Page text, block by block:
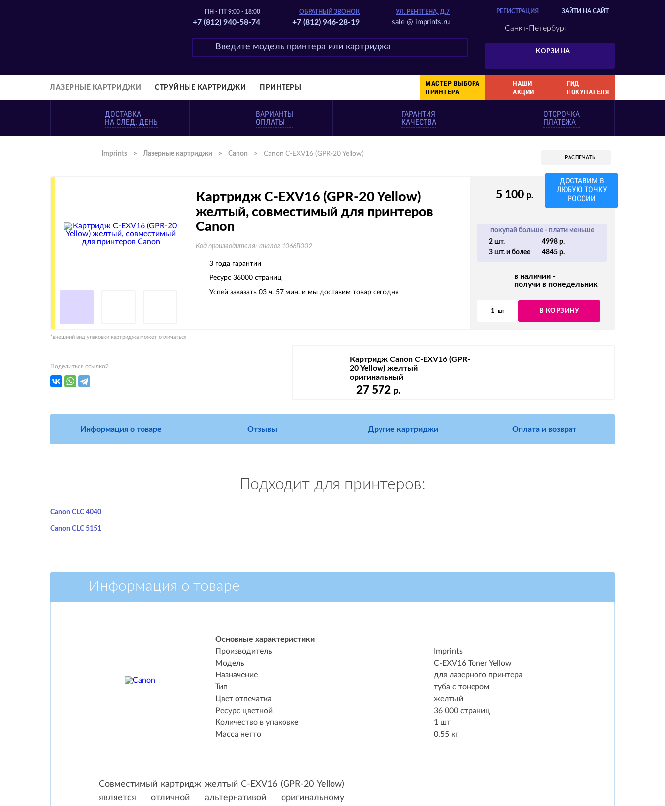
КОРЗИНА
РЕГИСТРАЦИЯ ЗАЙТИ НА САЙТ
Санкт-Петербург
ПН - ПТ 9:00 - 18:00
+7 (812) 940-58-74
ОБРАТНЫЙ ЗВОНОК
+7 (812) 946-28-19
УЛ. РЕНТГЕНА, Д.7
sale @ imprints.ru
НАШИ
АКЦИИ
ГИД
ПОКУПАТЕЛЯ
МАСТЕР ВЫБОРА
ПРИНТЕРА
ЛАЗЕРНЫЕ КАРТРИДЖИ СТРУЙНЫЕ КАРТРИДЖИ ПРИНТЕРЫ
ДОСТАВКА
НА СЛЕД. ДЕНЬ
ВАРИАНТЫ
ОПЛАТЫ
ГАРАНТИЯ
КАЧЕСТВА
ОТСРОЧКА
ПЛАТЕЖА
Imprints > Лазерные картриджи > Canon > Canon C-EXV16 (GPR-20 Yellow)
РАСПЕЧАТЬ
ДОСТАВИМ В
ЛЮБУЮ ТОЧКУ
РОССИИ
5 100 р.
покупай больше - плати меньше
2 шт.
4998 р.
3 шт. и более
4845 р.
в наличии -
получи в понедельник
1 шт В КОРЗИНУ
Картридж C-EXV16 (GPR-20 Yellow)
желтый, совместимый для принтеров
Canon
Код производителя: аналог 1066B002
3 года гарантии
Ресурс 36000 страниц
Успей заказать 03 ч. 57 мин. и мы доставим товар сегодня
Картридж Canon C-EXV16 (GPR-
20 Yellow) желтый
оригинальный
27 572 р.
*внешний вид упаковки картриджа может отличаться
Поделиться ссылкой
Информация о товаре Отзывы Другие картриджи Оплата и возврат
Подходит для принтеров:
Canon CLC 4040
Canon CLC 5151
Информация о товаре
Основные характеристики
Imprints
Производитель
C-EXV16 Toner Yellow
Модель
для лазерного принтера
Назначение
туба с тонером
Тип
желтый
Цвет отпечатка
36 000 страниц
Ресурс цветной
1 шт
Количество в упаковке
0.55 кг
Масса нетто
Совместимый картридж желтый C-EXV16 (GPR-20 Yellow)
является отличной альтернативой оригинальному